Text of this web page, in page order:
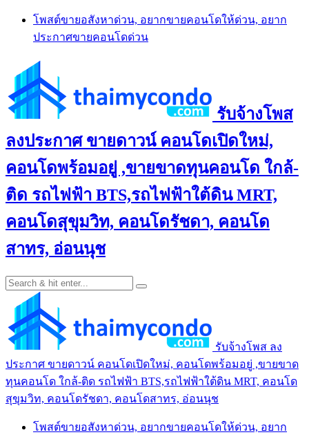
Skip
content
โพสต์ขายอสังหาด่วน, อยากขายคอนโดให้ด่วน, อยาก
ประกาศขายคอนโดด่วน
รับจ้างโพส
ลงประกาศ ขายดาวน์ คอนโดเปิดใหม่,
คอนโดพร้อมอยู่ ,ขายขาดทุนคอนโด ใกล้-
ติด รถไฟฟ้า BTS,รถไฟฟ้าใต้ดิน MRT,
คอนโดสุขุมวิท, คอนโดรัชดา, คอนโด
สาทร, อ่อนนุช
รับจ้างโพส ลง
ประกาศ ขายดาวน์ คอนโดเปิดใหม่, คอนโดพร้อมอยู่ ,ขายขาด
ทุนคอนโด ใกล้-ติด รถไฟฟ้า BTS,รถไฟฟ้าใต้ดิน MRT, คอนโด
สุขุมวิท, คอนโดรัชดา, คอนโดสาทร, อ่อนนุช
โพสต์ขายอสังหาด่วน, อยากขายคอนโดให้ด่วน, อยาก